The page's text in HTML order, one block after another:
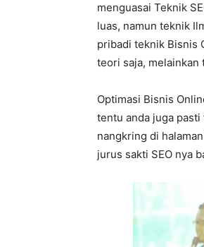
menguasai Teknik
luas, namun teknik
pribadi teknik Bisnis
teori saja, melainkan
Optimasi Bisnis
tentu anda juga
nangkring di
jurus sakti SEO nya